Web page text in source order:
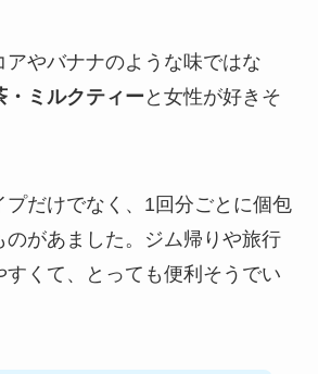
アやバナナのような味ではな
・ミルクティー と女性が好きそ
プだけでなく、1回分ごとに個包
のがあました。ジム帰りや旅行
すくて、とっても便利そうでい